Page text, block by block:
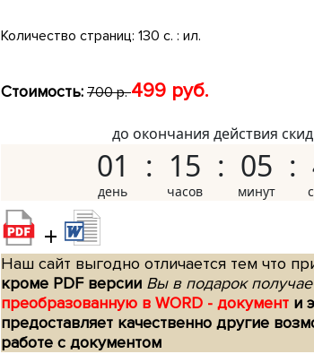
Количество страниц: 130 с. : ил.
Стоимость: 700 р.499 руб.
до окончания действия
01 15 05
+
Наш сайт выгодно отличается тем что
кроме PDF версии Вы в подарок
преобразованную в WORD - документ и
предоставляет качественно другие
работе с документом